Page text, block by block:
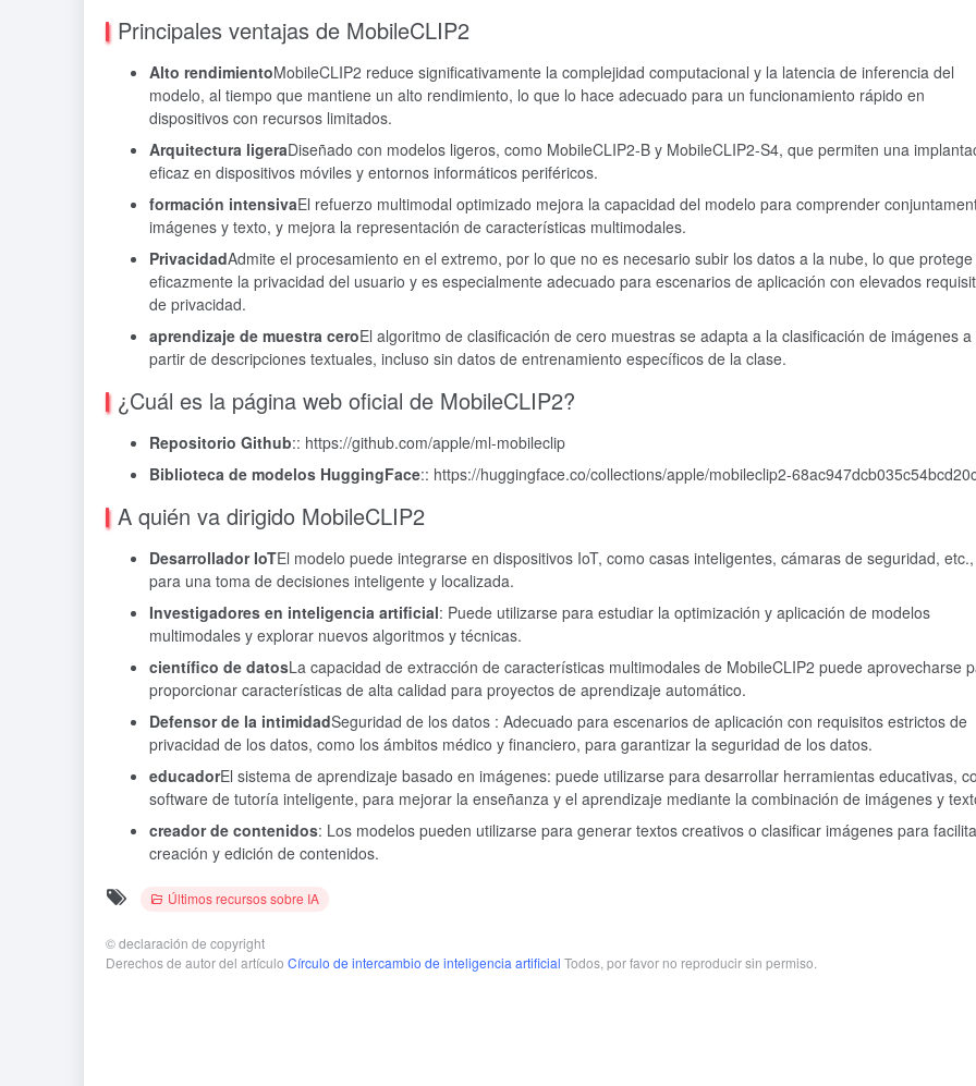
Principales ventajas de MobileCLIP2
Alto rendimientoMobileCLIP2 reduce significativamente la complejidad computacional y la latencia de inferencia del
modelo, al tiempo que mantiene un alto rendimiento, lo que lo hace adecuado para un funcionamiento rápido en
dispositivos con recursos limitados.
Arquitectura ligeraDiseñado con modelos ligeros, como MobileCLIP2-B y MobileCLIP2-S4, que permiten una
eficaz en dispositivos móviles y entornos informáticos periféricos.
formación intensivaEl refuerzo multimodal optimizado mejora la capacidad del modelo para comprender
imágenes y texto, y mejora la representación de características multimodales.
PrivacidadAdmite el procesamiento en el extremo, por lo que no es necesario subir los datos a la nube, lo que protege
eficazmente la privacidad del usuario y es especialmente adecuado para escenarios de aplicación con elevados
de privacidad.
aprendizaje de muestra ceroEl algoritmo de clasificación de cero muestras se adapta a la clasificación de imágenes a
partir de descripciones textuales, incluso sin datos de entrenamiento específicos de la clase.
¿Cuál es la página web oficial de MobileCLIP2?
Repositorio Github:: https://github.com/apple/ml-mobileclip
Biblioteca de modelos HuggingFace:: https://huggingface.co/collections/apple/mobileclip2-
A quién va dirigido MobileCLIP2
Desarrollador IoTEl modelo puede integrarse en dispositivos IoT, como casas inteligentes, cámaras de seguridad, etc.,
para una toma de decisiones inteligente y localizada.
Investigadores en inteligencia artificial: Puede utilizarse para estudiar la optimización y aplicación de modelos
multimodales y explorar nuevos algoritmos y técnicas.
científico de datosLa capacidad de extracción de características multimodales de MobileCLIP2 puede aprovecharse
proporcionar características de alta calidad para proyectos de aprendizaje automático.
Defensor de la intimidadSeguridad de los datos : Adecuado para escenarios de aplicación con requisitos estrictos de
privacidad de los datos, como los ámbitos médico y financiero, para garantizar la seguridad de los datos.
educadorEl sistema de aprendizaje basado en imágenes: puede utilizarse para desarrollar herramientas educativas,
software de tutoría inteligente, para mejorar la enseñanza y el aprendizaje mediante la combinación de imágenes y
creador de contenidos: Los modelos pueden utilizarse para generar textos creativos o clasificar imágenes para
creación y edición de contenidos.
Últimos recursos sobre IA
©declaración de copyright
Derechos de autor del artículo Círculo de intercambio de inteligencia artificial Todos, por favor no reproducir sin permiso.